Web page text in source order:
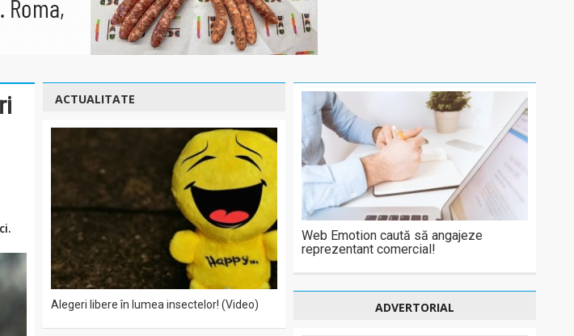
ACTUALITATE
Alegeri libere în lumea insectelor! (Video)
Web Emotion caută să angajeze
reprezentant comercial!
ADVERTORIAL